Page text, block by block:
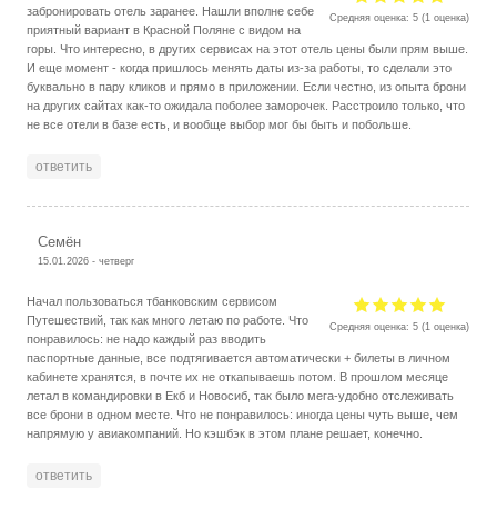
Средняя оценка:5 (1 оценка)
забронировать отель заранее. Нашли вполне себе
приятный вариант в Красной Поляне с видом на
горы. Что интересно, в других сервисах на этот отель цены были прям выше.
И еще момент - когда пришлось менять даты из-за работы, то сделали это
буквально в пару кликов и прямо в приложении. Если честно, из опыта брони
на других сайтах как-то ожидала поболее заморочек. Расстроило только, что
не все отели в базе есть, и вообще выбор мог бы быть и побольше.
ответить
Семён
15.01.2026 - четверг
Средняя оценка:5 (1 оценка)
Начал пользоваться тбанковским сервисом
Путешествий, так как много летаю по работе. Что
понравилось: не надо каждый раз вводить
паспортные данные, все подтягивается автоматически + билеты в личном
кабинете хранятся, в почте их не откапываешь потом. В прошлом месяце
летал в командировки в Екб и Новосиб, так было мега-удобно отслеживать
все брони в одном месте. Что не понравилось: иногда цены чуть выше, чем
напрямую у авиакомпаний. Но кэшбэк в этом плане решает, конечно.
ответить